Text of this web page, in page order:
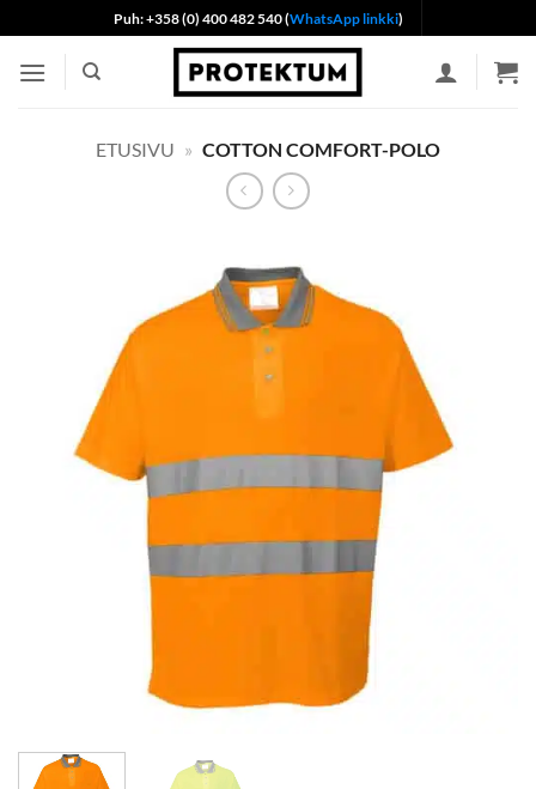
to
content
Puh: +358 (0) 400 482 540 (WhatsApp linkki)
ETUSIVU » COTTON COMFORT-POLO